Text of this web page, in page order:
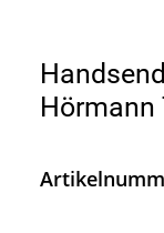
Hörmann